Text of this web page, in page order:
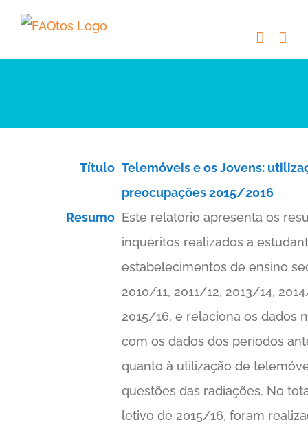
Skip
content
Título Telemóveis e os Jovens:
preocupações 2015/2016
Resumo Este relatório apresenta os
inquéritos realizados a
estabelecimentos de ensino
2010/11, 2011/12, 2013/14,
2015/16, e relaciona os dados
com os dados dos períodos
quanto à utilização de
questões das radiações. No
letivo de 2015/16, foram